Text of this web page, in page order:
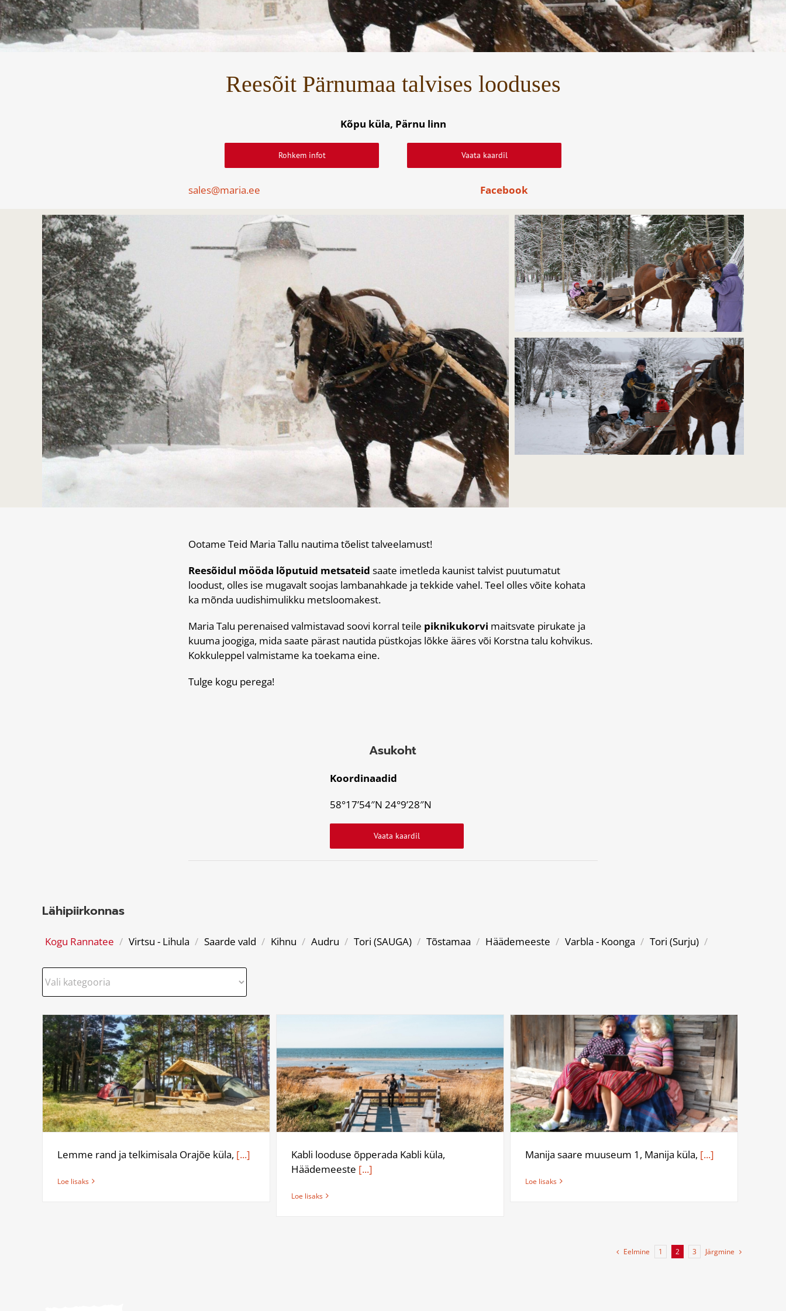
Reesõit Pärnumaa talvises looduses
Kõpu küla, Pärnu linn
Rohkem infot Vaata kaardil
sales@maria.ee Facebook
Ootame Teid Maria Tallu nautima tõelist talveelamust!
Reesõidul mööda lõputuid metsateid saate imetleda kaunist talvist puutumatut
loodust, olles ise mugavalt soojas lambanahkade ja tekkide vahel. Teel olles võite kohata
ka mõnda uudishimulikku metsloomakest.
Maria Talu perenaised valmistavad soovi korral teile piknikukorvi maitsvate pirukate ja
kuuma joogiga, mida saate pärast nautida püstkojas lõkke ääres või Korstna talu kohvikus.
Kokkuleppel valmistame ka toekama eine.
Tulge kogu perega!
Asukoht
Koordinaadid
58°17’54″N 24°9’28″N
Vaata kaardil
Lähipiirkonnas
Kogu Rannatee / Virtsu - Lihula / Saarde vald / Kihnu / Audru / Tori (SAUGA) / Tõstamaa / Häädemeeste / Varbla - Koonga / Tori (Surju) /
Lemme rand ja telkimisala Orajõe küla, [...]
Loe lisaks
Kabli looduse õpperada Kabli küla,
Häädemeeste [...]
Loe lisaks
Manija saare muuseum 1, Manija küla, [...]
Loe lisaks
Eelmine 1 2 3 Järgmine